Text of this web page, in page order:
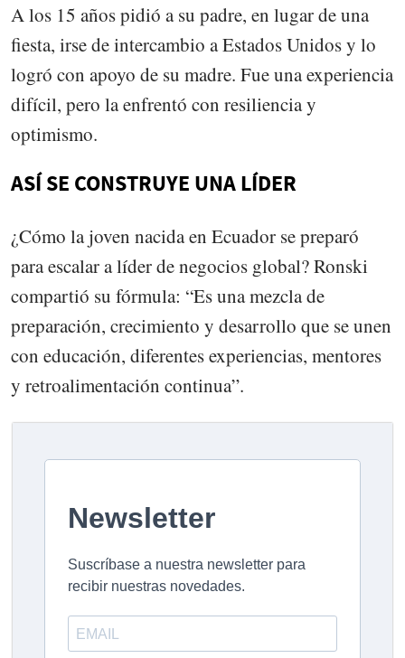
A los 15 años pidió a su padre, en lugar de una
fiesta, irse de intercambio a Estados Unidos y lo
logró con apoyo de su madre. Fue una experiencia
difícil, pero la enfrentó con resiliencia y
optimismo.
ASÍ SE CONSTRUYE UNA LÍDER
¿Cómo la joven nacida en Ecuador se preparó
para escalar a líder de negocios global? Ronski
compartió su fórmula: “Es una mezcla de
preparación, crecimiento y desarrollo que se unen
con educación, diferentes experiencias, mentores
y retroalimentación continua”.